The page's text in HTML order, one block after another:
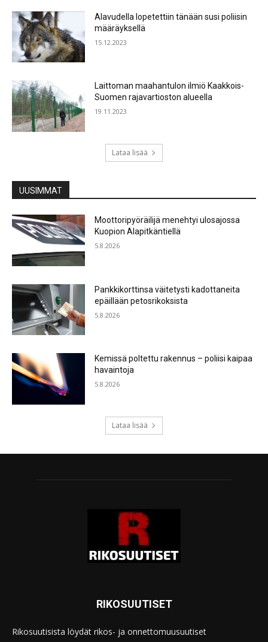
Alavudella lopetettiin tänään susi poliisin
määräyksellä
15.12.2023
Laittoman maahantulon ilmiö Kaakkois-
Suomen rajavartioston alueella
19.11.2023
Lataa lisää
UUSIMMAT
Moottoripyöräilijä menehtyi ulosajossa
Kuopion Alapitkäntiellä
5.8.2026
Pankkikorttinsa väitetysti kadottaneita
epäillään petosrikoksista
5.8.2026
Kemissä poltettu rakennus – poliisi kaipaa
havaintoja
5.8.2026
Lataa lisää
RIKOSUUTISET
Rikosuutisista löydät rikos- ja onnettomuusuutiset